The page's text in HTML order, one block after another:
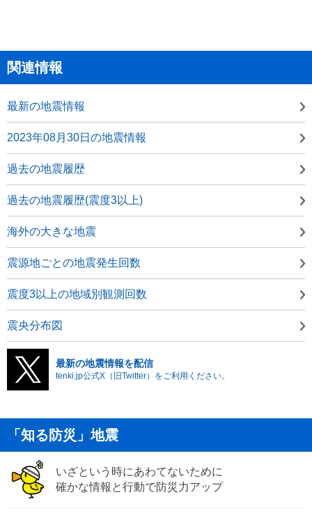
関連情報
最新の地震情報
2023年08月30日の地震情報
過去の地震履歴
過去の地震履歴(震度3以上)
海外の大きな地震
震源地ごとの地震発生回数
震度3以上の地域別観測回数
震央分布図
最新の地震情報を配信
tenki.jp公式X（旧Twitter）をご利用ください。
「知る防災」地震
いざという時にあわてないために
確かな情報と行動で防災力アップ